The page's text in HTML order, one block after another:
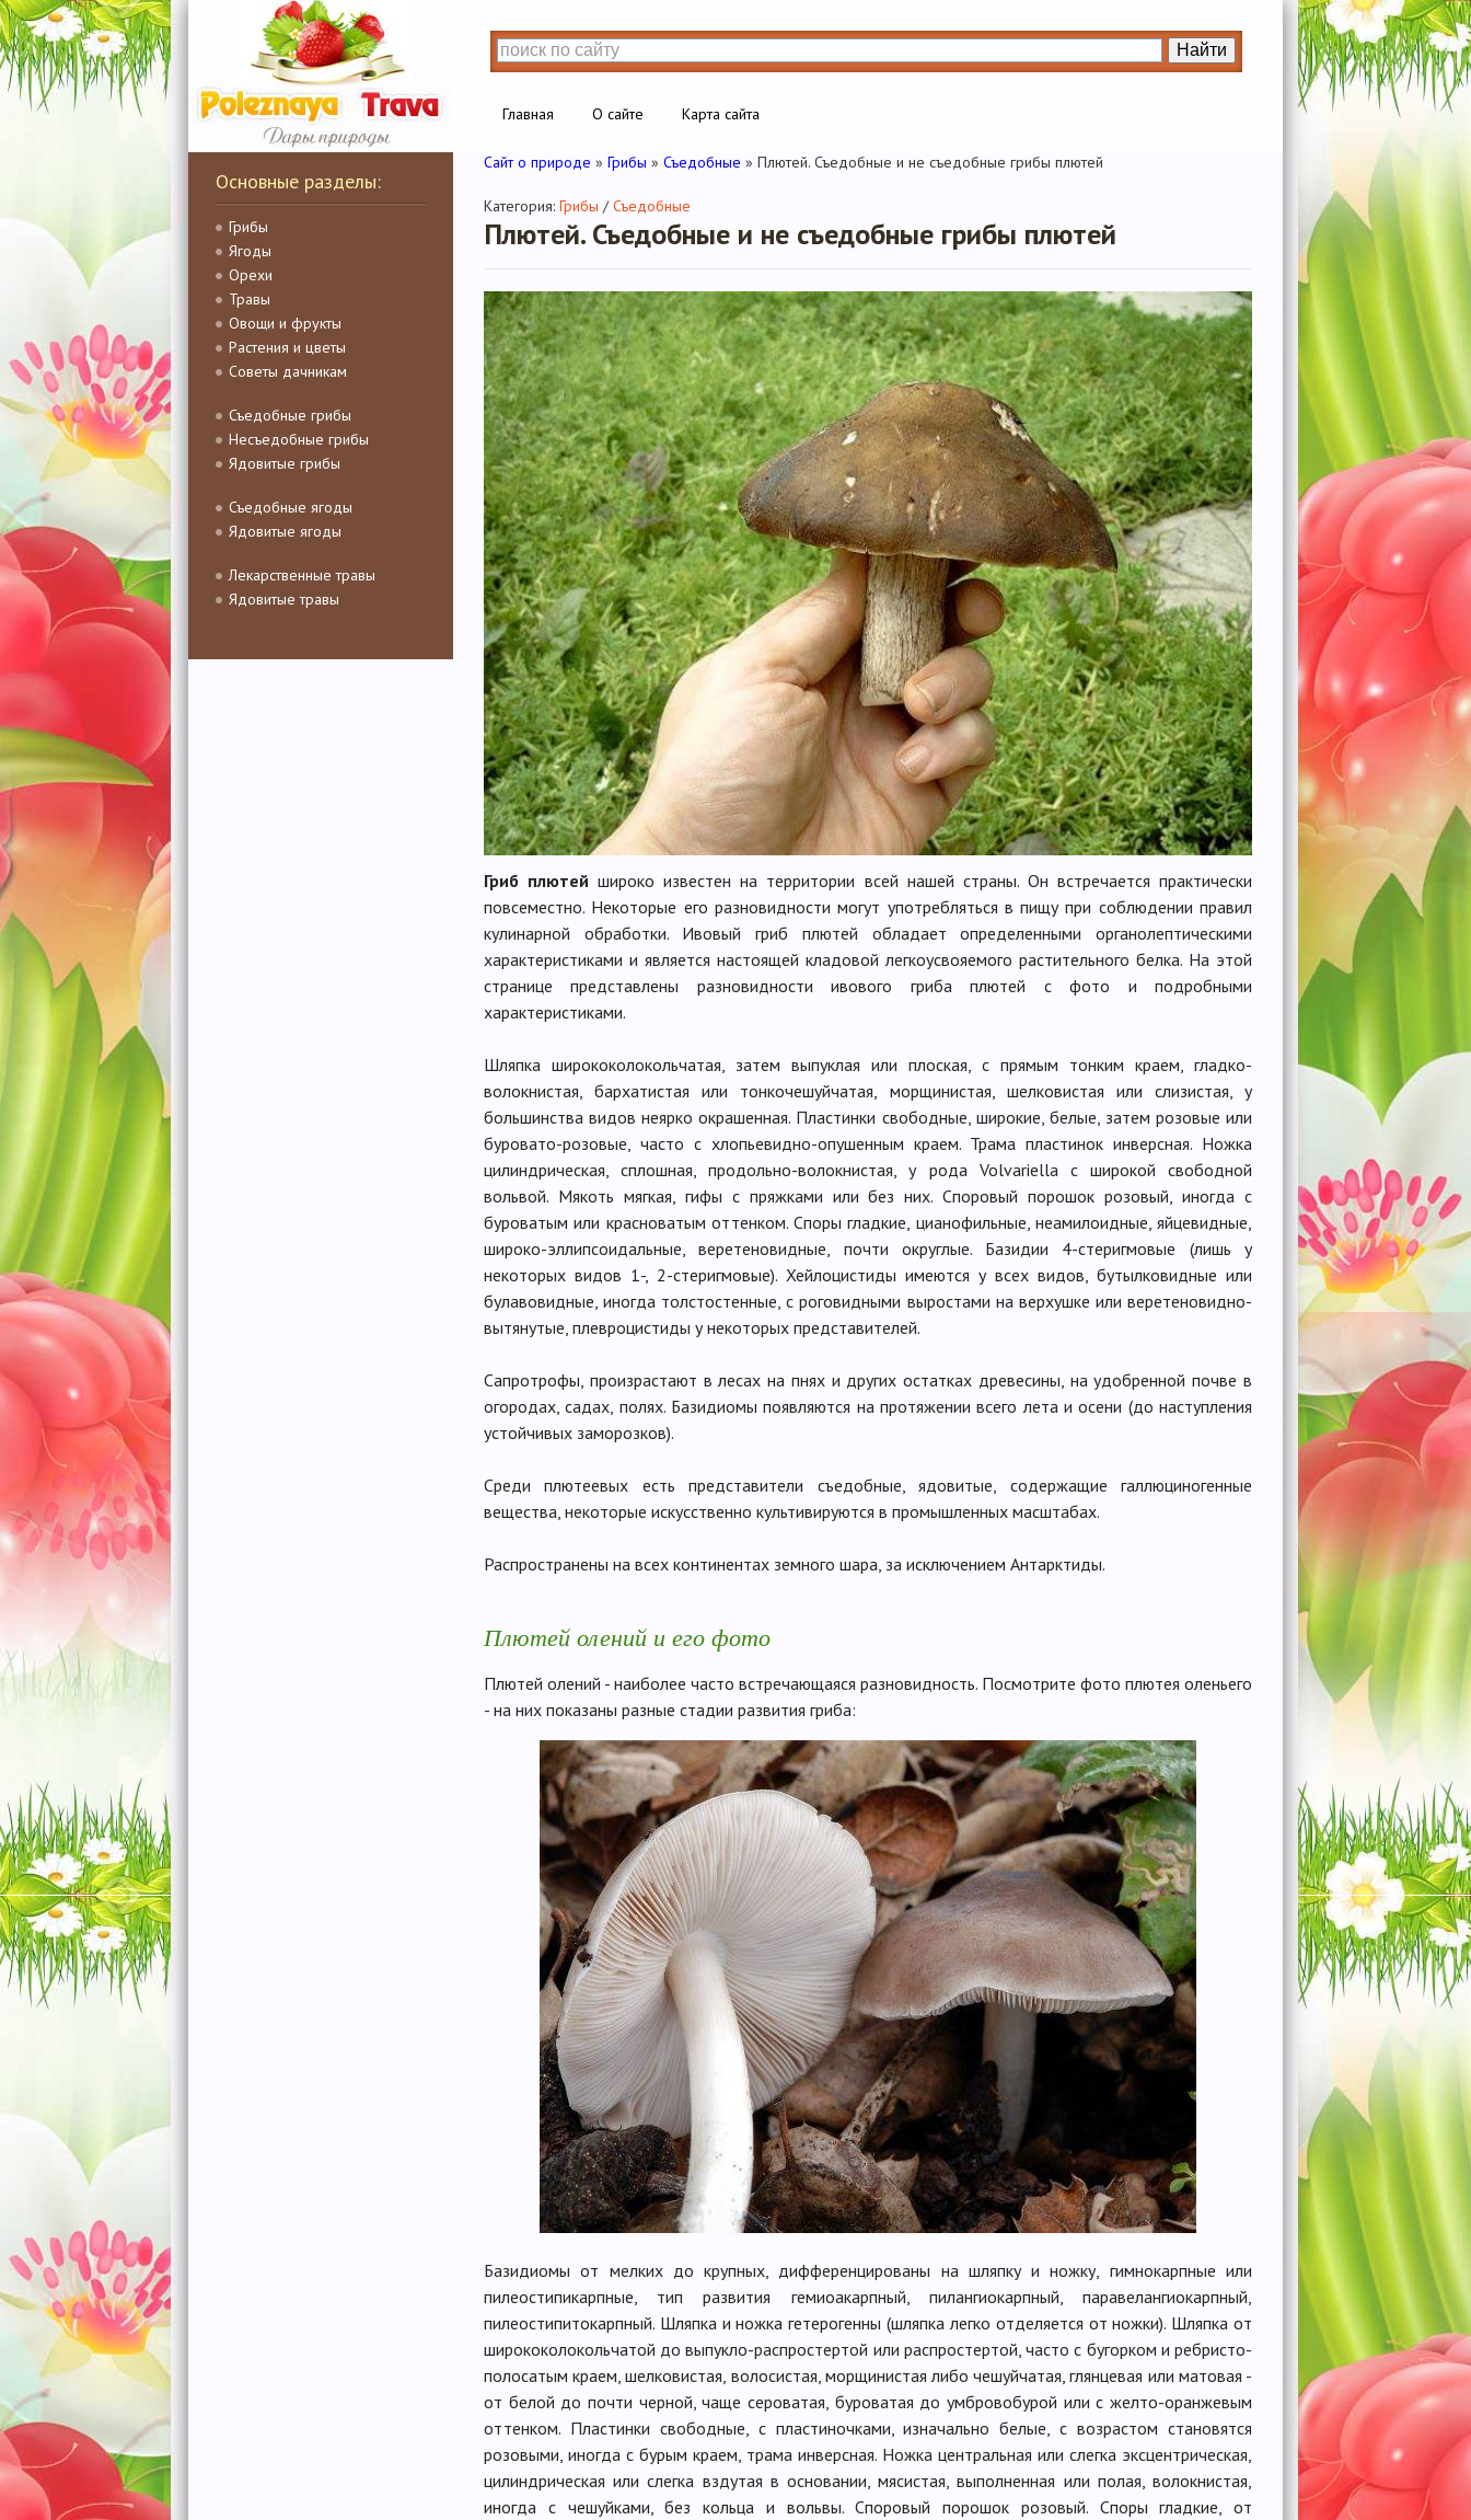
Главная О сайте Карта сайта
Основные разделы:
Грибы
Ягоды
Орехи
Травы
Овощи и фрукты
Растения и цветы
Советы дачникам
Съедобные грибы
Несъедобные грибы
Ядовитые грибы
Съедобные ягоды
Ядовитые ягоды
Лекарственные травы
Ядовитые травы
Сайт о природе » Грибы » Съедобные » Плютей. Съедобные и не съедобные грибы плютей
Категория: Грибы /Съедобные
Плютей. Съедобные и не съедобные грибы плютей
Гриб плютей широко известен на территории всей нашей страны. Он встречается практически
повсеместно. Некоторые его разновидности могут употребляться в пищу при соблюдении правил
кулинарной обработки. Ивовый гриб плютей обладает определенными органолептическими
характеристиками и является настоящей кладовой легкоусвояемого растительного белка. На этой
странице представлены разновидности ивового гриба плютей с фото и подробными
характеристиками.
Шляпка ширококолокольчатая, затем выпуклая или плоская, с прямым тонким краем, гладко-
волокнистая, бархатистая или тонкочешуйчатая, морщинистая, шелковистая или слизистая, у
большинства видов неярко окрашенная. Пластинки свободные, широкие, белые, затем розовые или
буровато-розовые, часто с хлопьевидно-опушенным краем. Трама пластинок инверсная. Ножка
цилиндрическая, сплошная, продольно-волокнистая, у рода Volvariella с широкой свободной
вольвой. Мякоть мягкая, гифы с пряжками или без них. Споровый порошок розовый, иногда с
буроватым или красноватым оттенком. Споры гладкие, цианофильные, неамилоидные, яйцевидные,
широко-эллипсоидальные, веретеновидные, почти округлые. Базидии 4-стеригмовые (лишь у
некоторых видов 1-, 2-стеригмовые). Хейлоцистиды имеются у всех видов, бутылковидные или
булавовидные, иногда толстостенные, с роговидными выростами на верхушке или веретеновидно-
вытянутые, плевроцистиды у некоторых представителей.
Сапротрофы, произрастают в лесах на пнях и других остатках древесины, на удобренной почве в
огородах, садах, полях. Базидиомы появляются на протяжении всего лета и осени (до наступления
устойчивых заморозков).
Среди плютеевых есть представители съедобные, ядовитые, содержащие галлюциногенные
вещества, некоторые искусственно культивируются в промышленных масштабах.
Распространены на всех континентах земного шара, за исключением Антарктиды.
Плютей олений и его фото
Плютей олений - наиболее часто встречающаяся разновидность. Посмотрите фото плютея оленьего
- на них показаны разные стадии развития гриба:
Базидиомы от мелких до крупных, дифференцированы на шляпку и ножку, гимнокарпные или
пилеостипикарпные, тип развития гемиоакарпный, пилангиокарпный, паравелангиокарпный,
пилеостипитокарпный. Шляпка и ножка гетерогенны (шляпка легко отделяется от ножки). Шляпка от
ширококолокольчатой до выпукло-распростертой или распростертой, часто с бугорком и ребристо-
полосатым краем, шелковистая, волосистая, морщинистая либо чешуйчатая, глянцевая или матовая -
от белой до почти черной, чаще сероватая, буроватая до умбровобурой или с желто-оранжевым
оттенком. Пластинки свободные, с пластиночками, изначально белые, с возрастом становятся
розовыми, иногда с бурым краем, трама инверсная. Ножка центральная или слегка эксцентрическая,
цилиндрическая или слегка вздутая в основании, мясистая, выполненная или полая, волокнистая,
иногда с чешуйками, без кольца и вольвы. Споровый порошок розовый. Споры гладкие, от